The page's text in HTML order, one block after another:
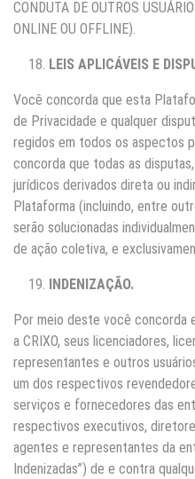
CONDUTA DE OUTROS
ONLINE OU OFFLINE).
LEIS APLICÁVEIS E
Você concorda que esta
de Privacidade e qualquer
regidos em todos os aspectos
concorda que todas as
jurídicos derivados direta ou
Plataforma (incluindo, entre
serão solucionadas
de ação coletiva, e
INDENIZAÇÃO.
Por meio deste você concorda
a CRIXO, seus licenciadores,
representantes e outros
um dos respectivos
serviços e fornecedores das
respectivos executivos,
agentes e representantes da
Indenizadas”) de e contra